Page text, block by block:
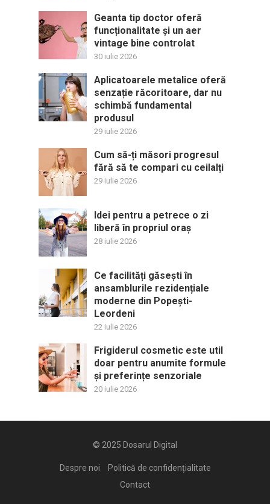
Geanta tip doctor oferă
funcționalitate și un aer
vintage bine controlat
30 iulie 2026
Aplicatoarele metalice oferă
senzație răcoritoare, dar nu
schimbă fundamental
produsul
29 iulie 2026
Cum să-ți măsori progresul
fără să te compari cu ceilalți
29 iulie 2026
Idei pentru a petrece o zi
liberă în propriul oraș
28 iulie 2026
Ce facilități găsești în
ansamblurile rezidențiale
moderne din Popești-
Leordeni
22 iulie 2026
Frigiderul cosmetic este util
doar pentru anumite formule
și preferințe senzoriale
20 iulie 2026
© 2025 Dosarul Digital
Despre noi
Politică de confidențialitate
Contact